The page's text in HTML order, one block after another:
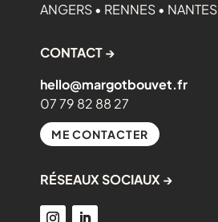
ANGERS • RENNES • NANTES
CONTACT →
hello@margotbouvet.fr
07 79 82 88 27
ME CONTACTER
RÉSEAUX SOCIAUX →